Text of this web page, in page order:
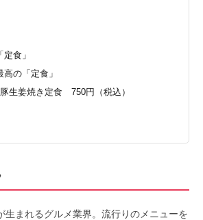
食」
の「定食」
豚生姜焼き定食 750円（税込）
生まれるグルメ業界。流行りのメニューを